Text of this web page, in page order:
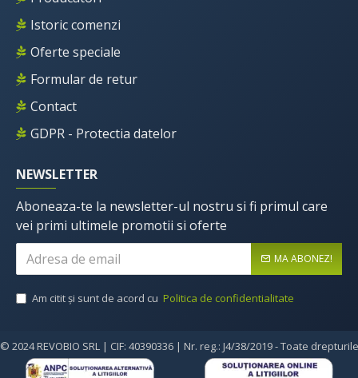
Istoric comenzi
Oferte speciale
Formular de retur
Contact
GDPR - Protectia datelor
NEWSLETTER
Aboneaza-te la newsletter-ul nostru si fi primul care
vei primi ultimele promotii si oferte
MA ABONEZ!
Am citit şi sunt de acord cu Politica de confidentialitate
© 2024 REVOBIO SRL | CIF: 40390336 | Nr. reg.: J4/38/2019 - Toate